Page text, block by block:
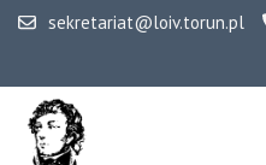
Skip
content
(Press
Enter)
sekretariat@loiv.torun.pl